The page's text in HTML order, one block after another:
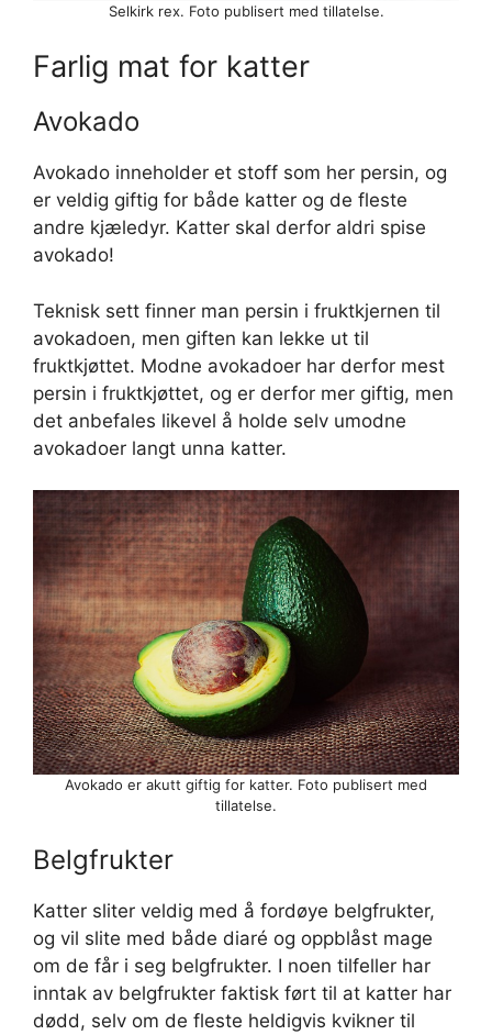
Selkirk rex. Foto publisert med tillatelse.
Farlig mat for katter
Avokado
Avokado inneholder et stoff som her persin, og
er veldig giftig for både katter og de fleste
andre kjæledyr. Katter skal derfor aldri spise
avokado!
Teknisk sett finner man persin i fruktkjernen til
avokadoen, men giften kan lekke ut til
fruktkjøttet. Modne avokadoer har derfor mest
persin i fruktkjøttet, og er derfor mer giftig, men
det anbefales likevel å holde selv umodne
avokadoer langt unna katter.
Avokado er akutt giftig for katter. Foto publisert med
tillatelse.
Belgfrukter
Katter sliter veldig med å fordøye belgfrukter,
og vil slite med både diaré og oppblåst mage
om de får i seg belgfrukter. I noen tilfeller har
inntak av belgfrukter faktisk ført til at katter har
dødd, selv om de fleste heldigvis kvikner til